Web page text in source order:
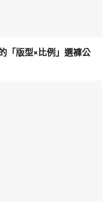
「版型×比例」選褲公